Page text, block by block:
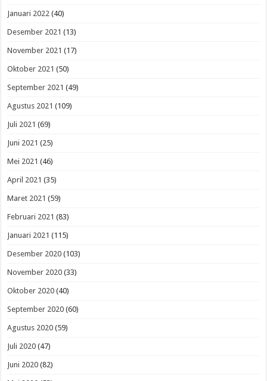
Januari 2022 (40)
Desember 2021 (13)
November 2021 (17)
Oktober 2021 (50)
September 2021 (49)
Agustus 2021 (109)
Juli 2021 (69)
Juni 2021 (25)
Mei 2021 (46)
April 2021 (35)
Maret 2021 (59)
Februari 2021 (83)
Januari 2021 (115)
Desember 2020 (103)
November 2020 (33)
Oktober 2020 (40)
September 2020 (60)
Agustus 2020 (59)
Juli 2020 (47)
Juni 2020 (82)